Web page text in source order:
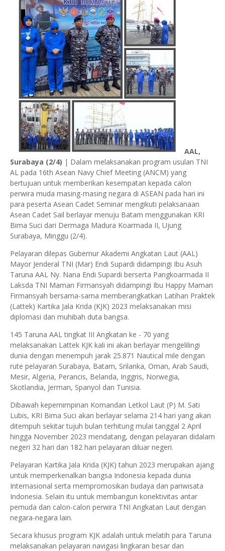
AAL,
Surabaya (2/4) | Dalam melaksanakan program usulan TNI
AL pada 16th Asean Navy Chief Meeting (ANCM) yang
bertujuan untuk memberikan kesempatan kepada calon
perwira muda masing-masing negara di ASEAN pada hari ini
para peserta Asean Cadet Seminar mengikuti pelaksanaan
Asean Cadet Sail berlayar menuju Batam menggunakan KRI
Bima Suci dari Dermaga Madura Koarmada II, Ujung
Surabaya, Minggu (2/4).
Pelayaran dilepas Gubernur Akademi Angkatan Laut (AAL)
Mayor Jenderal TNI (Mar) Endi Supardi didampingi Ibu Asuh
Taruna AAL Ny. Nana Endi Supardi berserta Pangkoarmada II
Laksda TNI Maman Firmansyah didampingi Ibu Happy Maman
Firmansyah bersama-sama memberangkatkan Latihan Praktek
(Lattek) Kartika Jala Krida (KJK) 2023 melaksanakan misi
diplomasi dan muhibah duta bangsa.
145 Taruna AAL tingkat III Angkatan ke - 70 yang
melaksanakan Lattek KJK kali ini akan berlayar mengelilingi
dunia dengan menempuh jarak 25.871 Nautical mile dengan
rute pelayaran Surabaya, Batam, Srilanka, Oman, Arab Saudi,
Mesir, Algeria, Perancis, Belanda, Inggris, Norwegia,
Skotlandia, Jerman, Spanyol dan Tunisia.
Dibawah kepemimpinan Komandan Letkol Laut (P) M. Sati
Lubis, KRI Bima Suci akan berlayar selama 214 hari yang akan
ditempuh sekitar tujuh bulan terhitung mulai tanggal 2 April
hingga November 2023 mendatang, dengan pelayaran didalam
negeri 32 hari dan 182 hari pelayaran diluar negeri.
Pelayaran Kartika Jala Krida (KJK) tahun 2023 merupakan ajang
untuk memperkenalkan bangsa Indonesia kepada dunia
Internasional serta mempromosikan budaya dan pariwisata
Indonesia. Selain itu untuk membangun konektivitas antar
pemuda dan calon-calon perwira TNI Angkatan Laut dengan
negara-negara lain.
Secara khusus program KJK adalah untuk melatih para Taruna
melaksanakan pelayaran navigasi lingkaran besar dan